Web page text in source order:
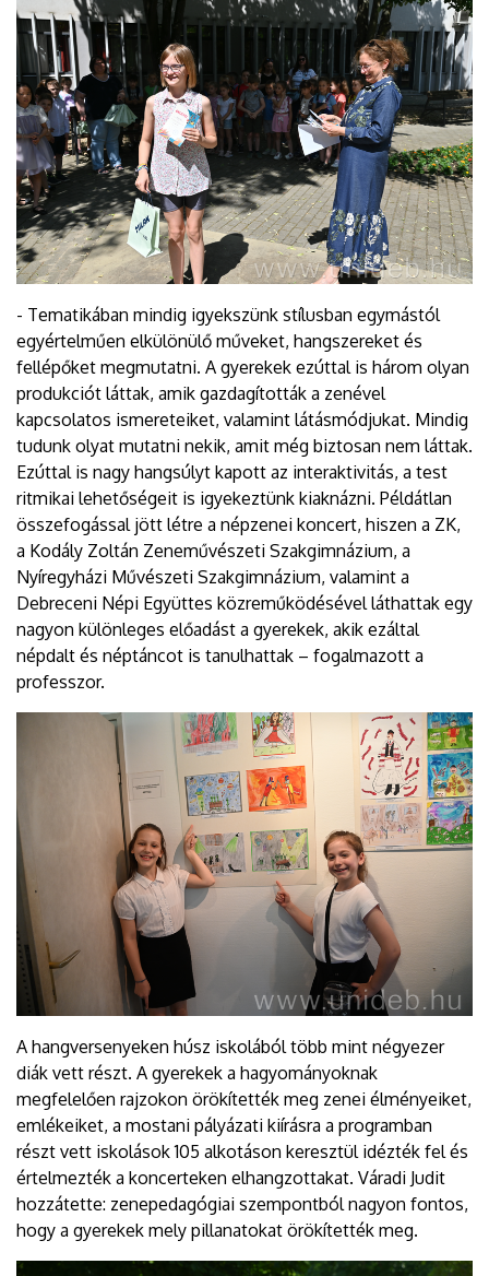
- Tematikában mindig igyekszünk stílusban egymástól
egyértelműen elkülönülő műveket, hangszereket és
fellépőket megmutatni. A gyerekek ezúttal is három olyan
produkciót láttak, amik gazdagították a zenével
kapcsolatos ismereteiket, valamint látásmódjukat. Mindig
tudunk olyat mutatni nekik, amit még biztosan nem láttak.
Ezúttal is nagy hangsúlyt kapott az interaktivitás, a test
ritmikai lehetőségeit is igyekeztünk kiaknázni. Példátlan
összefogással jött létre a népzenei koncert, hiszen a ZK,
a Kodály Zoltán Zeneművészeti Szakgimnázium, a
Nyíregyházi Művészeti Szakgimnázium, valamint a
Debreceni Népi Együttes közreműködésével láthattak egy
nagyon különleges előadást a gyerekek, akik ezáltal
népdalt és néptáncot is tanulhattak – fogalmazott a
professzor.
A hangversenyeken húsz iskolából több mint négyezer
diák vett részt. A gyerekek a hagyományoknak
megfelelően rajzokon örökítették meg zenei élményeiket,
emlékeiket, a mostani pályázati kiírásra a programban
részt vett iskolások 105 alkotáson keresztül idézték fel és
értelmezték a koncerteken elhangzottakat. Váradi Judit
hozzátette: zenepedagógiai szempontból nagyon fontos,
hogy a gyerekek mely pillanatokat örökítették meg.